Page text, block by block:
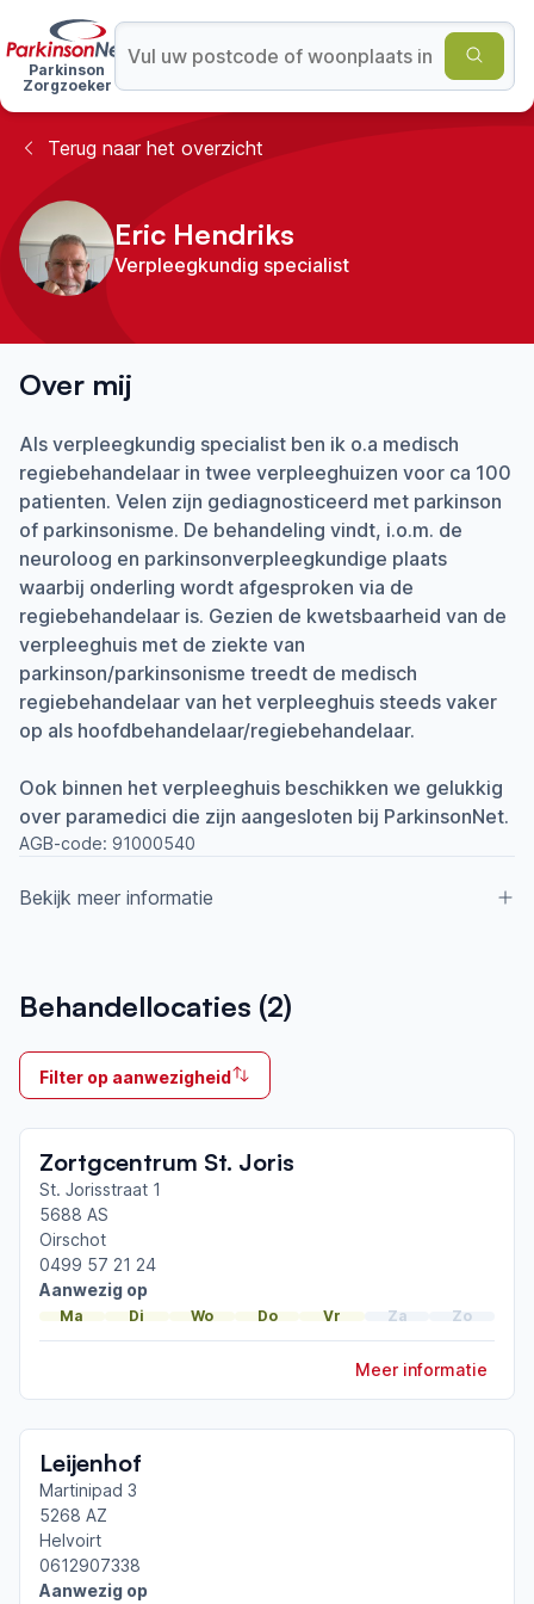
Parkinson
Zorgzoeker
Terug naar het overzicht
Eric Hendriks
Verpleegkundig specialist
Over mij
Als verpleegkundig specialist ben ik o.a medisch
regiebehandelaar in twee verpleeghuizen voor ca 100
patienten. Velen zijn gediagnosticeerd met parkinson
of parkinsonisme. De behandeling vindt, i.o.m. de
neuroloog en parkinsonverpleegkundige plaats
waarbij onderling wordt afgesproken via de
regiebehandelaar is. Gezien de kwetsbaarheid van de
verpleeghuis met de ziekte van
parkinson/parkinsonisme treedt de medisch
regiebehandelaar van het verpleeghuis steeds vaker
op als hoofdbehandelaar/regiebehandelaar.
Ook binnen het verpleeghuis beschikken we gelukkig
over paramedici die zijn aangesloten bij ParkinsonNet.
AGB-code: 91000540
Bekijk meer informatie
2021
Ik behandel
Tilburg-Waalwijk
Afgeronde ParkinsonNet-scholingen
Basisscholing tot ParkinsonNet-zorgverlener
Behandellocaties (2)
Filter op aanwezigheid
Zortgcentrum St. Joris
St. Jorisstraat 1
5688 AS
Oirschot
0499 57 21 24
Aanwezig op
Ma Di Wo Do Vr Za Zo
Meer informatie
Leijenhof
Martinipad 3
5268 AZ
Helvoirt
0612907338
Aanwezig op